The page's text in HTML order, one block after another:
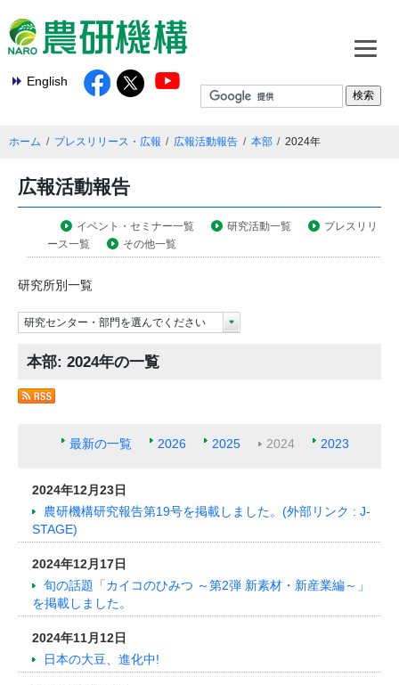
English
ホーム プレスリリース・広報 広報活動報告 本部 2024年
広報活動報告
イベント・セミナー一覧 研究活動一覧
プレスリリ
ース一覧
その他一覧
研究所別一覧
研究センター・部門を選んでください
本部: 2024年の一覧
最新の一覧 2026 2025 2024 2023
2024年12月23日
農研機構研究報告第19号を掲載しました。(外部リンク : J-
STAGE)
2024年12月17日
旬の話題「カイコのひみつ ～第2弾 新素材・新産業編～」
を掲載しました。
2024年11月12日
日本の大豆、進化中!